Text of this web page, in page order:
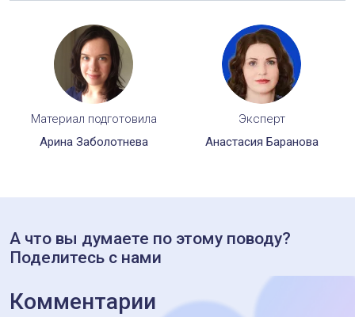
Материал подготовила
Арина Заболотнева
Эксперт
Анастасия Баранова
А что вы думаете по этому поводу?
Поделитесь с нами
Комментарии